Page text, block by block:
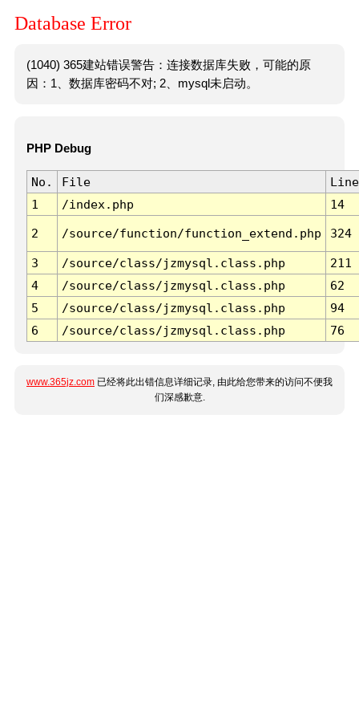
Database Error
(1040) 365建站错误警告：连接数据库失败，可能的原
因：1、数据库密码不对; 2、mysql未启动。
PHP Debug
No. File
Line
1
/index.php 14
2 /source/function/function_extend.php 324
3 /source/class/jzmysql.class.php
211
4
/source/class/jzmysql.class.php
62
5
/source/class/jzmysql.class.php
94
6
/source/class/jzmysql.class.php 76
www.365jz.com 已经将此出错信息详细记录, 由此给您带来的访问不便我
们深感歉意.